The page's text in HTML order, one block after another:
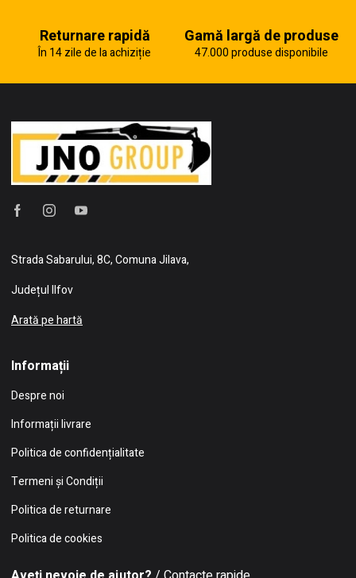
Returnare rapidă
În 14 zile de la achiziție
Gamă largă de produse
47.000 produse disponibile
Strada Sabarului, 8C, Comuna Jilava,
Județul Ilfov
Arată pe hartă
Informații
Despre noi
Informații livrare
Politica de confidențialitate
Termeni și Condiții
Politica de returnare
Politica de cookies